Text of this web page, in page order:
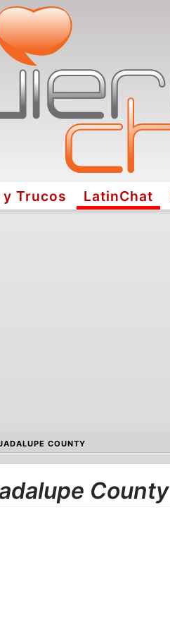
y Trucos LatinChat
COUNTY
County